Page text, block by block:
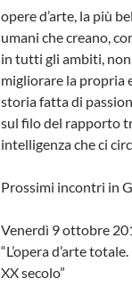
opere d’arte, la più
umani che creano,
in tutti gli ambiti,
migliorare la propria
storia fatta di
sul filo del rapporto
intelligenza che ci
Prossimi incontri in
Venerdì 9 ottobre
“L’opera d’arte
XX secolo”